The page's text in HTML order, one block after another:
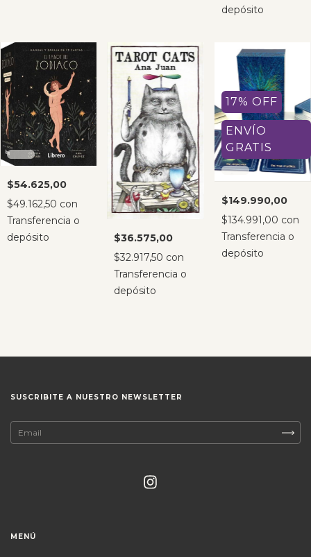
depósito
$54.625,00
$49.162,50 con
Transferencia o
depósito
$36.575,00
$32.917,50 con
Transferencia o
depósito
17% OFF
ENVÍO
GRATIS
$149.990,00
$134.991,00 con
Transferencia o
depósito
SUSCRIBITE A NUESTRO NEWSLETTER
MENÚ